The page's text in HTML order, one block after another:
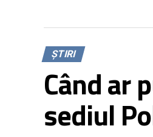
Meșteșugurile
Distribuie pe
ȘTIRI
Când ar
sediul